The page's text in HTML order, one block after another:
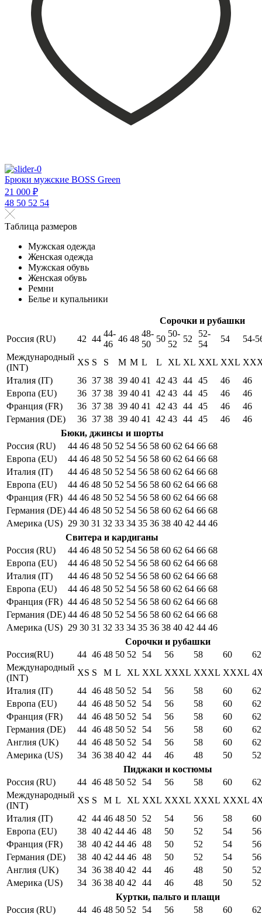
Брюки мужские BOSS Green
21 000 ₽
48 50 52 54
Таблица размеров
Мужская одежда
Женская одежда
Мужская обувь
Женская обувь
Ремни
Белье и купальники
Сорочки и рубашки
Россия (RU)
42 44
44-
46
46 48
48-
50
50
50-
52
52
52-
54
54
54-
Международный
(INT)
XS S S M M L L XL XL XXL XXL
Италия (IT)
36 37 38 39 40 41 42 43 44 45 46
46
Европа (EU)
36 37 38 39 40 41 42 43 44 45 46
46
Франция (FR)
36 37 38 39 40 41 42 43 44 45 46
46
Германия (DE)
36 37 38 39 40 41 42 43 44 45 46
46
Бюки, джинсы и шорты
Россия (RU)
44 46 48 50 52 54 56 58 60 62 64 66 68
Европа (EU)
44 46 48 50 52 54 56 58 60 62 64 66 68
Италия (IT)
44 46 48 50 52 54 56 58 60 62 64 66 68
Европа (EU)
44 46 48 50 52 54 56 58 60 62 64 66 68
Франция (FR) 44 46 48 50 52 54 56 58 60 62 64 66 68
Германия (DE) 44 46 48 50 52 54 56 58 60 62 64 66 68
Америка (US) 29 30 31 32 33 34 35 36 38 40 42 44 46
Свитера и кардиганы
Россия (RU)
44 46 48 50 52 54 56 58 60 62 64 66 68
Европа (EU)
44 46 48 50 52 54 56 58 60 62 64 66 68
Италия (IT)
44 46 48 50 52 54 56 58 60 62 64 66 68
Европа (EU)
44 46 48 50 52 54 56 58 60 62 64 66 68
Франция (FR) 44 46 48 50 52 54 56 58 60 62 64 66 68
Германия (DE) 44 46 48 50 52 54 56 58 60 62 64 66 68
Америка (US) 29 30 31 32 33 34 35 36 38 40 42 44 46
Сорочки и рубашки
Россия(RU)
44 46 48 50 52 54 56 58 60
62
Международный
(INT)
XS S M L XL XXL XXXL XXXL XXXL
Италия (IT)
44 46 48 50 52 54 56 58 60
62
Европа (EU)
44 46 48 50 52 54 56 58 60
62
Франция (FR)
44 46 48 50 52 54 56 58 60
62
Германия (DE)
44 46 48 50 52 54 56 58 60
62
Англия (UK)
44 46 48 50 52 54 56 58 60
62
Америка (US)
34 36 38 40 42 44 46 48 50
52
Пиджаки и костюмы
Россия (RU)
44 46 48 50 52 54 56 58 60
62
Международный
(INT)
XS S M L XL XXL XXXL XXXL XXXL
Италия (IT)
42 44 46 48 50 52 54 56 58
60
Европа (EU)
38 40 42 44 46 48 50 52 54
56
Франция (FR)
38 40 42 44 46 48 50 52 54
56
Германия (DE)
38 40 42 44 46 48 50 52 54
56
Англия (UK)
34 36 38 40 42 44 46 48 50
52
Америка (US)
34 36 38 40 42 44 46 48 50
52
Куртки, пальто и плащи
Россия (RU)
44 46 48 50 52 54 56 58 60
62